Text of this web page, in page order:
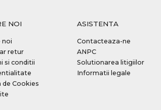
NOI
noi
retur
si conditii
de Cookies
ASISTENTA
Contacteaza-ne
ANPC
Solutionarea litigiilor
Informatii legale